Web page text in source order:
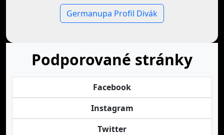
Germanupa Profil Divák
Podporované stránky
Facebook
Instagram
Twitter